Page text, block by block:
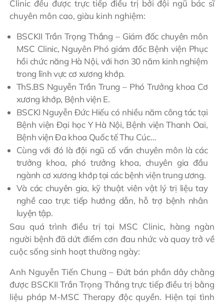
Clinic đều được trực tiếp điều trị bởi đội ngũ bác sĩ
chuyên môn cao, giàu kinh nghiệm:
BSCKII Trần Trọng Thắng – Giám đốc chuyên môn
MSC Clinic, Nguyên Phó giám đốc Bệnh viện Phục
hồi chức năng Hà Nội, với hơn 30 năm kinh nghiệm
trong lĩnh vực cơ xương khớp.
ThS.BS Nguyễn Trần Trung – Phó Trưởng khoa Cơ
xương khớp, Bệnh viện E.
BSCKI Nguyễn Đức Hiếu có nhiều năm công tác tại
Bệnh viện Đại học Y Hà Nội, Bệnh viện Thanh Oai,
Bệnh viện Đa khoa Quốc tế Thu Cúc…
Cùng với đó là đội ngũ cố vấn chuyên môn là các
trưởng khoa, phó trưởng khoa, chuyên gia đầu
ngành cơ xương khớp tại các bệnh viện trung ương.
Và các chuyên gia, kỹ thuật viên vật lý trị liệu tay
nghề cao trực tiếp hướng dẫn, hỗ trợ bệnh nhân
luyện tập.
Sau quá trình điều trị tại MSC Clinic, hàng ngàn
người bệnh đã dứt điểm cơn đau nhức và quay trở về
cuộc sống sinh hoạt thường ngày:
Anh Nguyễn Tiến Chung – Đứt bán phần dây chằng
được BSCKII Trần Trọng Thắng trực tiếp điều trị bằng
liệu pháp M-MSC Therapy độc quyền. Hiện tại tình